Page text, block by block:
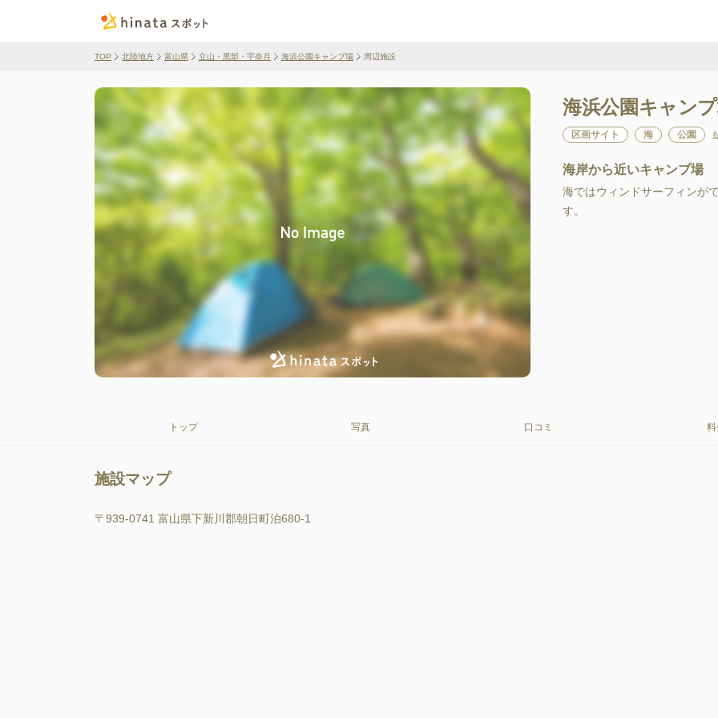
TOP 北陸地方 富山県 立山・黒部・宇奈月 海浜公園キャンプ場 周辺施設
海浜公園キャン
区画サイト 海 公園
海岸から近いキャンプ場
海ではウィンドサーフィンが
す。
トップ 写真 口コミ 料
施設マップ
〒939-0741 富山県下新川郡朝日町泊680-1